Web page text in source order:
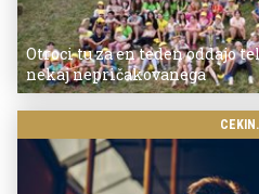
Otroci tu za en teden oddajo
nekaj nepričakovanega